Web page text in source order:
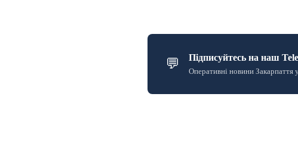
💬 Підписуйтесь на наш
Оперативні новини Закарпаття